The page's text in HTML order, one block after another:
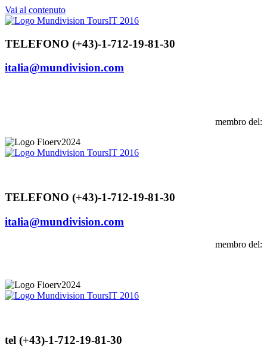
Vai al contenuto
TELEFONO (+43)-1-712-19-81-30
italia@mundivision.com
membro del:
TELEFONO (+43)-1-712-19-81-30
italia@mundivision.com
membro del:
tel (+43)-1-712-19-81-30